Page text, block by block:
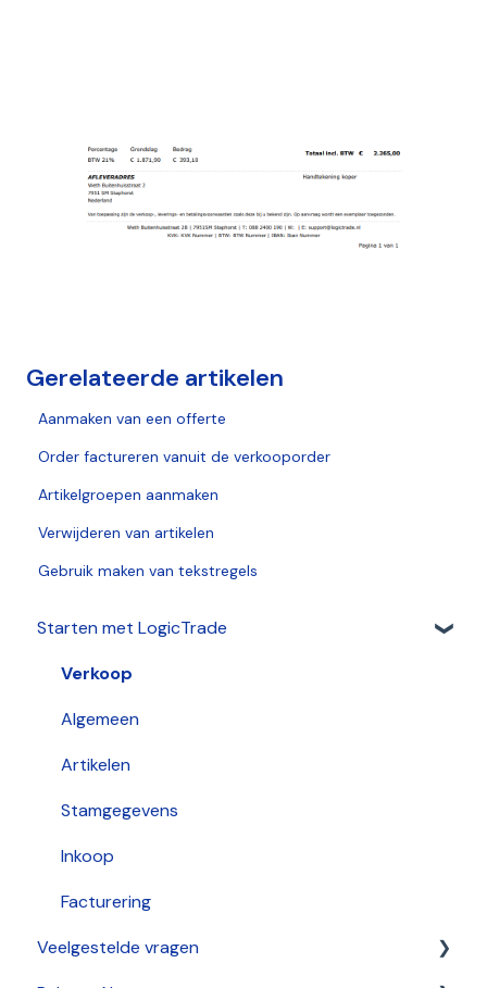
Gerelateerde artikelen
Aanmaken van een offerte
Order factureren vanuit de verkooporder
Artikelgroepen aanmaken
Verwijderen van artikelen
Gebruik maken van tekstregels
Starten met LogicTrade
Verkoop
Algemeen
Artikelen
Stamgegevens
Inkoop
Facturering
Veelgestelde vragen